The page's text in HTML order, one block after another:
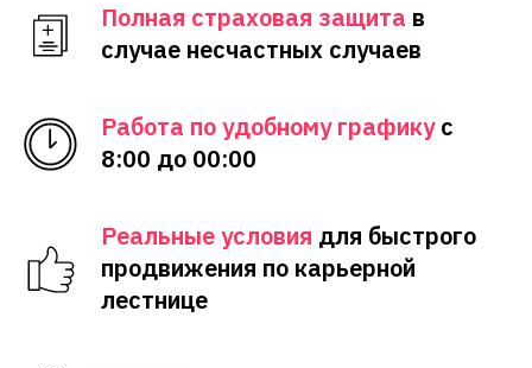
Полная страховая защита в
случае несчастных случаев
Работа по удобному графикус
8:00 до 00:00
Реальные условия для быстрого
продвижения по карьерной
лестнице